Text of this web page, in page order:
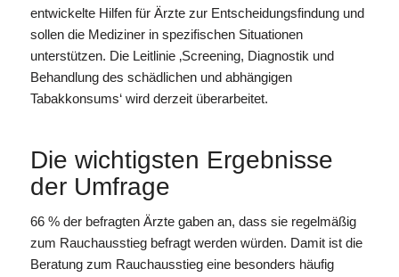
entwickelte Hilfen für Ärzte zur Entscheidungsfindung und
sollen die Mediziner in spezifischen Situationen
unterstützen. Die Leitlinie ‚Screening, Diagnostik und
Behandlung des schädlichen und abhängigen
Tabakkonsums‘ wird derzeit überarbeitet.
Die wichtigsten Ergebnisse
der Umfrage
66 % der befragten Ärzte gaben an, dass sie regelmäßig
zum Rauchausstieg befragt werden würden. Damit ist die
Beratung zum Rauchausstieg eine besonders häufig